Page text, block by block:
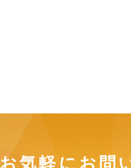
お気軽にお問